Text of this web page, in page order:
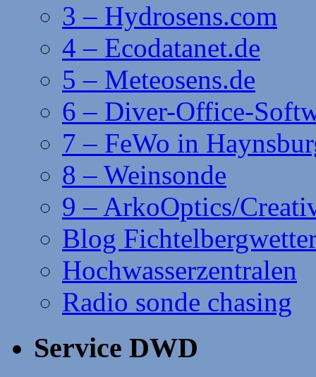
3 – Hydrosens.com
4 – Ecodatanet.de
5 – Meteosens.de
6 – Diver-Office-
7 – FeWo in
8 – Weinsonde
9 – ArkoOptics/
Blog
Hochwasserzentralen
Radio sonde chasing
Service DWD